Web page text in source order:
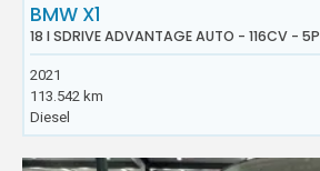
BMW X1
18 I SDRIVE ADVANTAGE AUTO - 116CV - 5P
2021
113.542 km
Diesel